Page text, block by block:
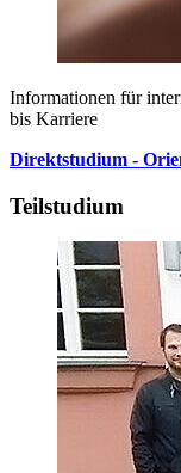
Informationen für
bis Karriere
Direktstudium -
Teilstudium